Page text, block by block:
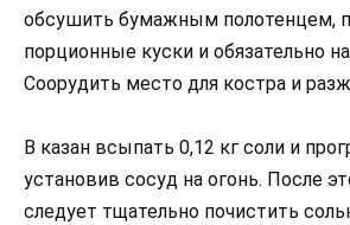
обсушить бумажным полотенцем,
порционные куски и обязательно
Соорудить место для костра и
В казан всыпать 0,12 кг соли и
установив сосуд на огонь. После
следует тщательно почистить